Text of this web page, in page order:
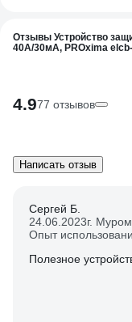
Отзывы Устройство
40А/30мА, PROxima
4.977 отзывов
Написать отзыв
Сергей Б.
24.06.2023г. Муром
Опыт
Полезное